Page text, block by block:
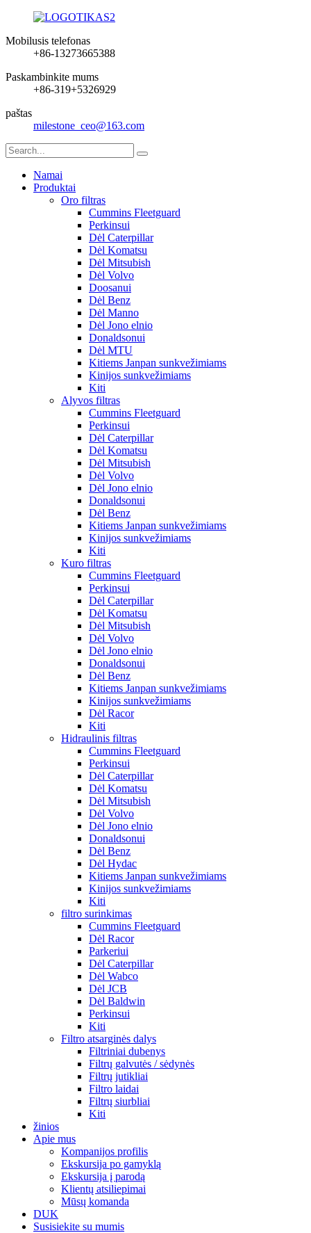
Mobilusis telefonas
+86-13273665388
Paskambinkite mums
+86-319+5326929
paštas
milestone_ceo@163.com
Namai
Produktai
Oro filtras
Cummins Fleetguard
Perkinsui
Dėl Caterpillar
Dėl Komatsu
Dėl Mitsubish
Dėl Volvo
Doosanui
Dėl Benz
Dėl Manno
Dėl Jono elnio
Donaldsonui
Dėl MTU
Kitiems Janpan sunkvežimiams
Kinijos sunkvežimiams
Kiti
Alyvos filtras
Cummins Fleetguard
Perkinsui
Dėl Caterpillar
Dėl Komatsu
Dėl Mitsubish
Dėl Volvo
Dėl Jono elnio
Donaldsonui
Dėl Benz
Kitiems Janpan sunkvežimiams
Kinijos sunkvežimiams
Kiti
Kuro filtras
Cummins Fleetguard
Perkinsui
Dėl Caterpillar
Dėl Komatsu
Dėl Mitsubish
Dėl Volvo
Dėl Jono elnio
Donaldsonui
Dėl Benz
Kitiems Janpan sunkvežimiams
Kinijos sunkvežimiams
Dėl Racor
Kiti
Hidraulinis filtras
Cummins Fleetguard
Perkinsui
Dėl Caterpillar
Dėl Komatsu
Dėl Mitsubish
Dėl Volvo
Dėl Jono elnio
Donaldsonui
Dėl Benz
Dėl Hydac
Kitiems Janpan sunkvežimiams
Kinijos sunkvežimiams
Kiti
filtro surinkimas
Cummins Fleetguard
Dėl Racor
Parkeriui
Dėl Caterpillar
Dėl Wabco
Dėl JCB
Dėl Baldwin
Perkinsui
Kiti
Filtro atsarginės dalys
Filtriniai dubenys
Filtrų galvutės / sėdynės
Filtrų jutikliai
Filtro laidai
Filtrų siurbliai
Kiti
žinios
Apie mus
Kompanijos profilis
Ekskursija po gamyklą
Ekskursija į parodą
Klientų atsiliepimai
Mūsų komanda
DUK
Susisiekite su mumis